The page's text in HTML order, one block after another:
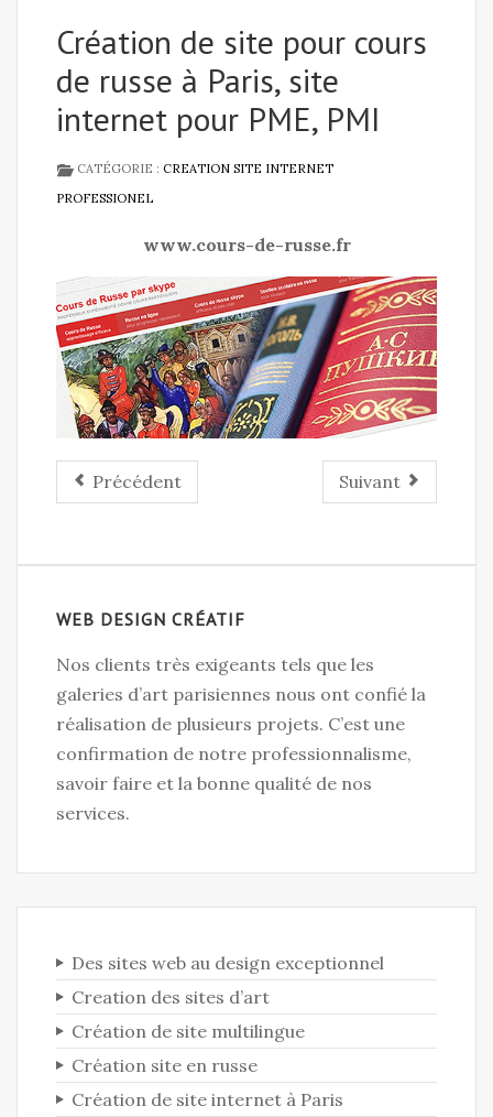
Création de site pour cours
de russe à Paris, site
internet pour PME, PMI
CATÉGORIE : CREATION SITE INTERNET
PROFESSIONEL
www.cours-de-russe.fr
Précédent Suivant
WEB DESIGN CRÉATIF
Nos clients très exigeants tels que les
galeries d’art parisiennes nous ont confié la
réalisation de plusieurs projets. C’est une
confirmation de notre professionnalisme,
savoir faire et la bonne qualité de nos
services.
Des sites web au design exceptionnel
Creation des sites d’art
Création de site multilingue
Création site en russe
Création de site internet à Paris